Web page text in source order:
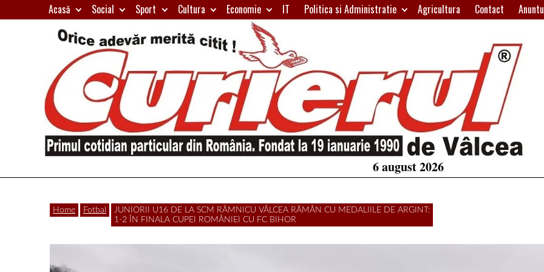
to
Acasă Social Sport Cultura Economie IT Politica si Administratie Agricultura Contact
Curierul
de
Primul
particular
din
România
6 august 2026
Home Fotbal
JUNIORII U16 DE LA SCM RÂMNICU VÂLCEA RĂMÂN CU MEDALIILE DE ARGINT:
1-2 ÎN FINALA CUPEI ROMÂNIEI CU FC BIHOR